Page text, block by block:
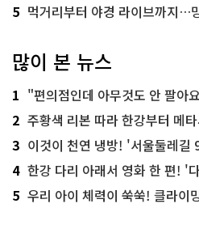
5 먹거리부터 야경 라이브까지…
많이 본 뉴스
1 "편의점인데 아무것도 안 팔아요" 서울
2 주황색 리본 따라 한강부터 메타세쿼
3 이것이 천연 냉방! '서울둘레길
4 한강 다리 아래서 영화 한 편! '
5 우리 아이 체력이 쑥쑥! 클라이